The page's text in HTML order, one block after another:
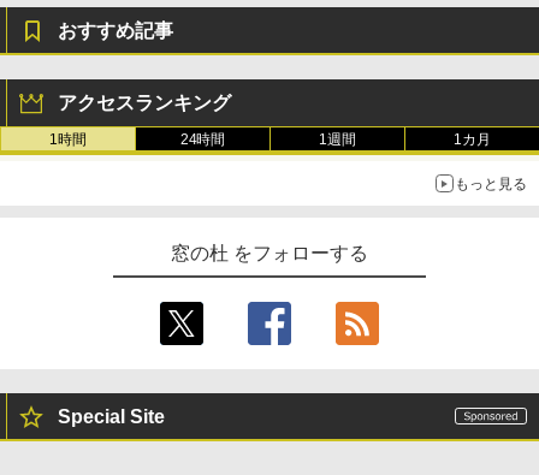
おすすめ記事
アクセスランキング
1時間 24時間 1週間 1カ月
もっと見る
窓の杜 をフォローする
Special Site